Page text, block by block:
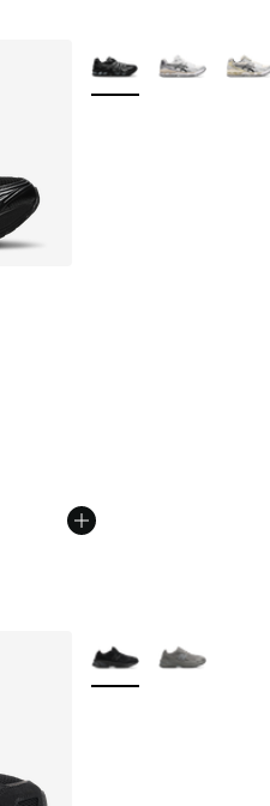
en baisse de € 169,99 à
Plus de couleurs
Plus de couleurs